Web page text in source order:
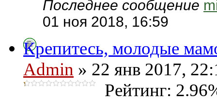
Последнее сообщение
01 ноя 2018, 16:59
Крепитесь, молодые
Admin » 22 янв 2017,
Рейтинг: